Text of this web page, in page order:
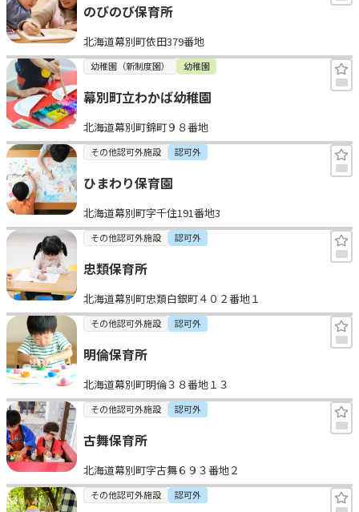
のびのび保育所
北海道幕別町依田379番地
幼稚園（新制度園） 幼稚園
幕別町立わかば幼稚園
北海道幕別町錦町９８番地
その他認可外施設 認可外
ひまわり保育園
北海道幕別町字千住191番地3
その他認可外施設 認可外
忠類保育所
北海道幕別町忠類白銀町４０２番地１
その他認可外施設 認可外
明倫保育所
北海道幕別町明倫３８番地１３
その他認可外施設 認可外
古舞保育所
北海道幕別町字古舞６９３番地２
その他認可外施設 認可外